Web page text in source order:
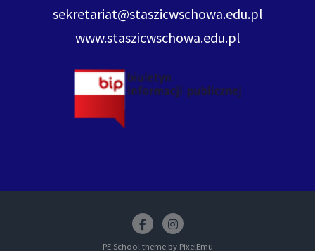
sekretariat@staszicwschowa.edu.pl
www.staszicwschowa.edu.pl
Facebookinsstagram
PE School theme by PixelEmu